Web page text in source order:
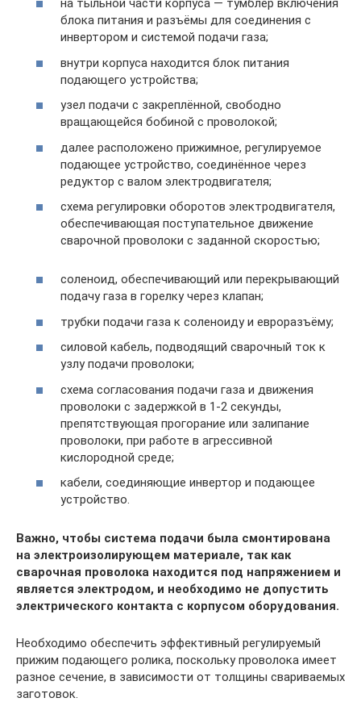
на тыльной части корпуса — тумблер включения
блока питания и разъёмы для соединения с
инвертором и системой подачи газа;
внутри корпуса находится блок питания
подающего устройства;
узел подачи с закреплённой, свободно
вращающейся бобиной с проволокой;
далее расположено прижимное, регулируемое
подающее устройство, соединённое через
редуктор с валом электродвигателя;
схема регулировки оборотов электродвигателя,
обеспечивающая поступательное движение
сварочной проволоки с заданной скоростью;
соленоид, обеспечивающий или перекрывающий
подачу газа в горелку через клапан;
трубки подачи газа к соленоиду и евроразъёму;
силовой кабель, подводящий сварочный ток к
узлу подачи проволоки;
схема согласования подачи газа и движения
проволоки с задержкой в 1-2 секунды,
препятствующая прогорание или залипание
проволоки, при работе в агрессивной
кислородной среде;
кабели, соединяющие инвертор и подающее
устройство.
Важно, чтобы система подачи была смонтирована
на электроизолирующем материале, так как
сварочная проволока находится под напряжением и
является электродом, и необходимо не допустить
электрического контакта с корпусом оборудования.
Необходимо обеспечить эффективный регулируемый
прижим подающего ролика, поскольку проволока имеет
разное сечение, в зависимости от толщины свариваемых
заготовок.